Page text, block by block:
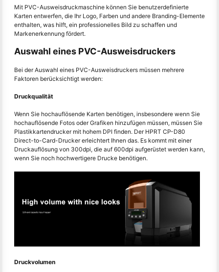
Mit PVC-Ausweisdruckmaschine können Sie benutzerdefinierte
Karten entwerfen, die Ihr Logo, Farben und andere Branding-Elemente
enthalten, was hilft, ein professionelles Bild zu schaffen und
Markenerkennung fördert.
Auswahl eines PVC-Ausweisdruckers
Bei der Auswahl eines PVC-Ausweisdruckers müssen mehrere
Faktoren berücksichtigt werden:
Druckqualität
Wenn Sie hochauflösende Karten benötigen, insbesondere wenn Sie
hochauflösende Fotos oder Grafiken hinzufügen müssen, müssen Sie
Plastikkartendrucker mit hohem DPI finden. Der HPRT CP-D80
Direct-to-Card-Drucker erleichtert Ihnen das. Es kommt mit einer
Druckauflösung von 300dpi, die auf 600dpi aufgerüstet werden kann,
wenn Sie noch hochwertigere Drucke benötigen.
Druckvolumen